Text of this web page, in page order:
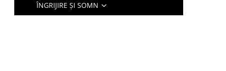
ÎNGRIJIRE ȘI SOMN